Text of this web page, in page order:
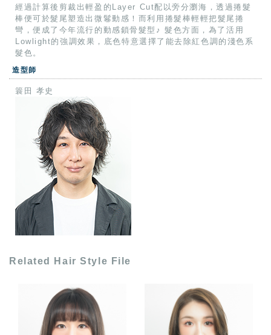
經過計算後剪裁出輕盈的Layer Cut配以旁分瀏海，透過捲髮
棒便可於髮尾塑造出微鬈動感！而利用捲髮棒輕輕把髮尾捲
彎，便成了今年流行的動感鎖骨髮型♪ 髮色方面，為了活用
Lowlight的強調效果，底色特意選擇了能去除紅色調的淺色系
髮色。
造型師
簑田 孝史
Related Hair Style File